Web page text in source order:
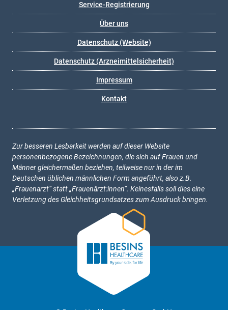
Service-Registrierung
Über uns
Datenschutz (Website)
Datenschutz (Arzneimittelsicherheit)
Impressum
Kontakt
Zur besseren Lesbarkeit werden auf dieser Website
personenbezogene Bezeichnungen, die sich auf Frauen und
Männer gleichermaßen beziehen, teilweise nur in der im
Deutschen üblichen männlichen Form angeführt, also z.B.
„Frauenarzt“ statt „Frauenärzt:innen“. Keinesfalls soll dies eine
Verletzung des Gleichheitsgrundsatzes zum Ausdruck bringen.